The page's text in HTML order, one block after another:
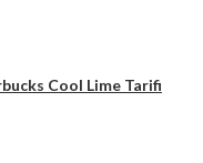
Cool Lime Tarifi